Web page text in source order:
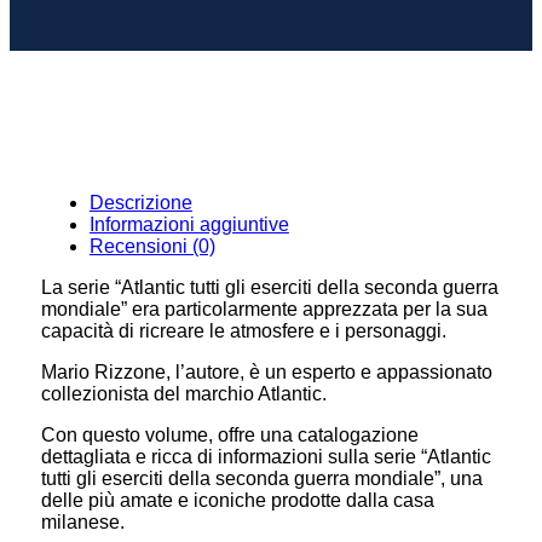
Descrizione
Informazioni aggiuntive
Recensioni (0)
La serie “Atlantic tutti gli eserciti della seconda guerra
mondiale” era particolarmente apprezzata per la sua
capacità di ricreare le atmosfere e i personaggi.
Mario Rizzone, l’autore, è un esperto e appassionato
collezionista del marchio Atlantic.
Con questo volume, offre una catalogazione
dettagliata e ricca di informazioni sulla serie “Atlantic
tutti gli eserciti della seconda guerra mondiale”, una
delle più amate e iconiche prodotte dalla casa
milanese.